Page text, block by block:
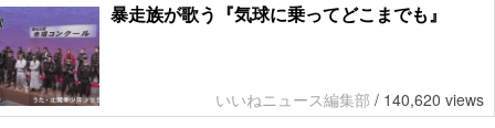
暴走族が歌う『気球に乗ってどこまでも』
いいねニュース編集部 / 140,620 views